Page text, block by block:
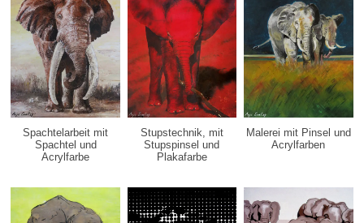
Spachtelarbeit mit
Spachtel und
Acrylfarbe
Stupstechnik, mit
Stupspinsel und
Plakafarbe
Malerei mit Pinsel und
Acrylfarben